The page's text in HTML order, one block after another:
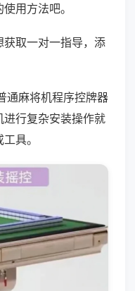
用方法吧。
取一对一指导，添
通麻将机程序控牌器
行复杂安装操作就
具。